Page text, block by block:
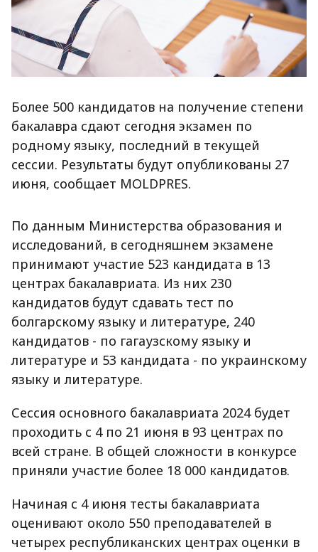
Более 500 кандидатов на получение степени
бакалавра сдают сегодня экзамен по
родному языку, последний в текущей
сессии. Результаты будут опубликованы 27
июня, сообщает MOLDPRES.
По данным Министерства образования и
исследований, в сегодняшнем экзамене
принимают участие 523 кандидата в 13
центрах бакалавриата. Из них 230
кандидатов будут сдавать тест по
болгарскому языку и литературе, 240
кандидатов - по гагаузскому языку и
литературе и 53 кандидата - по украинскому
языку и литературе.
Сессия основного бакалавриата 2024 будет
проходить с 4 по 21 июня в 93 центрах по
всей стране. В общей сложности в конкурсе
приняли участие более 18 000 кандидатов.
Начиная с 4 июня тесты бакалавриата
оценивают около 550 преподавателей в
четырех республиканских центрах оценки в